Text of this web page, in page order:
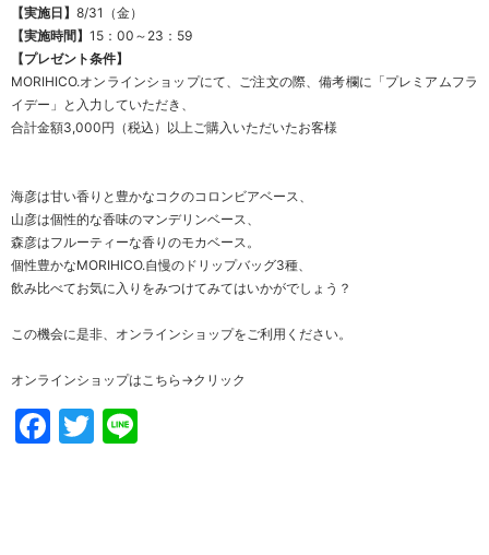
【実施日】 8/31（金）
【実施時間】 15：00～23：59
【プレゼント条件】
MORIHICO.オンラインショップにて、ご注文の際、備考欄に「プレミアムフラ
イデー」と入力していただき、
合計金額3,000円（税込）以上ご購入いただいたお客様
海彦は甘い香りと豊かなコクのコロンビアベース、
山彦は個性的な香味のマンデリンベース、
森彦はフルーティーな香りのモカベース。
個性豊かなMORIHICO.自慢のドリップバッグ3種、
飲み比べてお気に入りをみつけてみてはいかがでしょう？
この機会に是非、オンラインショップをご利用ください。
オンラインショップはこちら→クリック
Facebook
Twitter